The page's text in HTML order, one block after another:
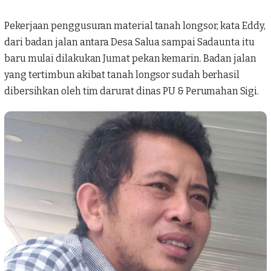
Pekerjaan penggusuran material tanah longsor, kata Eddy,
dari badan jalan antara Desa Salua sampai Sadaunta itu
baru mulai dilakukan Jumat pekan kemarin. Badan jalan
yang tertimbun akibat tanah longsor sudah berhasil
dibersihkan oleh tim darurat dinas PU & Perumahan Sigi.